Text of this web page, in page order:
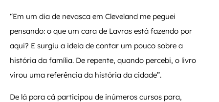
“Em um dia de nevasca em Cleveland me peguei
pensando: o que um cara de Lavras está fazendo por
aqui? E surgiu a ideia de contar um pouco sobre a
história da família. De repente, quando percebi, o livro
virou uma referência da história da cidade”.
De lá para cá participou de inúmeros cursos para,